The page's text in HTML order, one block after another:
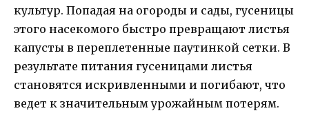
культур. Попадая на огороды и сады, гусеницы
этого насекомого быстро превращают листья
капусты в переплетенные паутинкой сетки. В
результате питания гусеницами листья
становятся искривленными и погибают, что
ведет к значительным урожайным потерям.